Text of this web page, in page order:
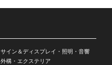
サイン＆ディスプレイ・照明・音響
外構・エクステリア